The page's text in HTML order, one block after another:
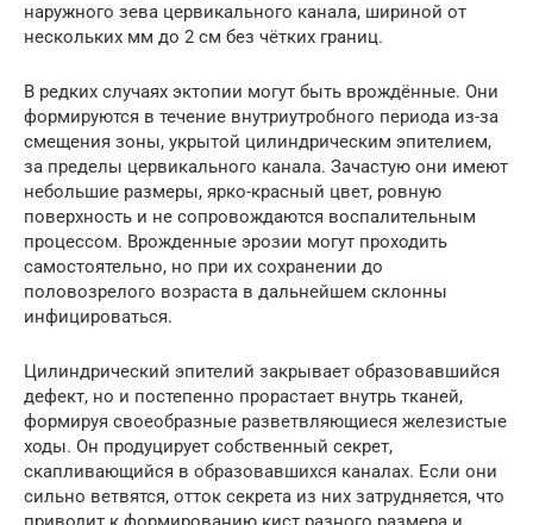
наружного зева цервикального канала, шириной от
нескольких мм до 2 см без чётких границ.
В редких случаях эктопии могут быть врождённые. Они
формируются в течение внутриутробного периода из-за
смещения зоны, укрытой цилиндрическим эпителием,
за пределы цервикального канала. Зачастую они имеют
небольшие размеры, ярко-красный цвет, ровную
поверхность и не сопровождаются воспалительным
процессом. Врожденные эрозии могут проходить
самостоятельно, но при их сохранении до
половозрелого возраста в дальнейшем склонны
инфицироваться.
Цилиндрический эпителий закрывает образовавшийся
дефект, но и постепенно прорастает внутрь тканей,
формируя своеобразные разветвляющиеся железистые
ходы. Он продуцирует собственный секрет,
скапливающийся в образовавшихся каналах. Если они
сильно ветвятся, отток секрета из них затрудняется, что